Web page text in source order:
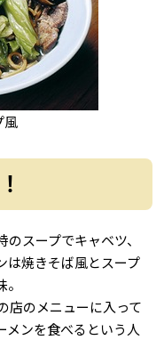
風
スープでキャベツ、
は焼きそば風とスープ
店のメニューに入って
メンを食べるという人